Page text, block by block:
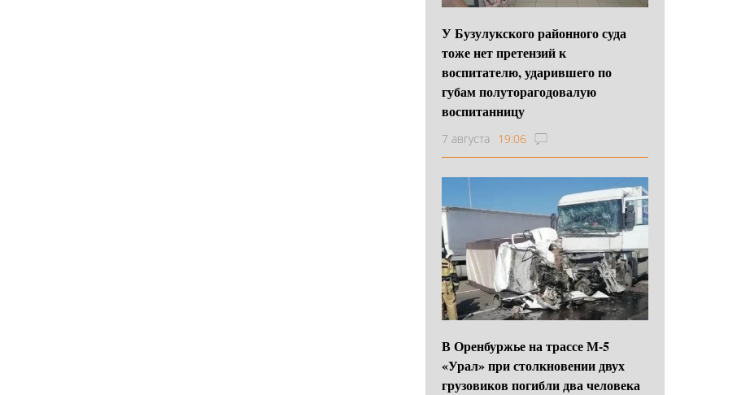
У Бузулукского районного суда
тоже нет претензий к
воспитателю, ударившего по
губам полуторагодовалую
воспитанницу
7 августа 19:06
В Оренбуржье на трассе М-5
«Урал» при столкновении двух
грузовиков погибли два человека